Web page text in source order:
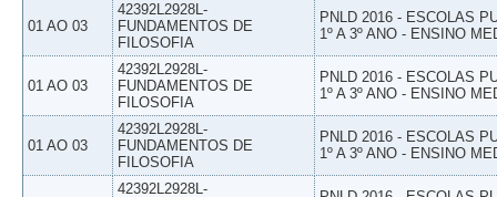
01 AO 03
42392L2928L-
FUNDAMENTOS DE
FILOSOFIA
PNLD 2016 - ESCOLAS
1º A 3º ANO - ENSINO
01 AO 03
42392L2928L-
FUNDAMENTOS DE
FILOSOFIA
PNLD 2016 - ESCOLAS
1º A 3º ANO - ENSINO
01 AO 03
42392L2928L-
FUNDAMENTOS DE
FILOSOFIA
PNLD 2016 - ESCOLAS
1º A 3º ANO - ENSINO
42392L2928L-